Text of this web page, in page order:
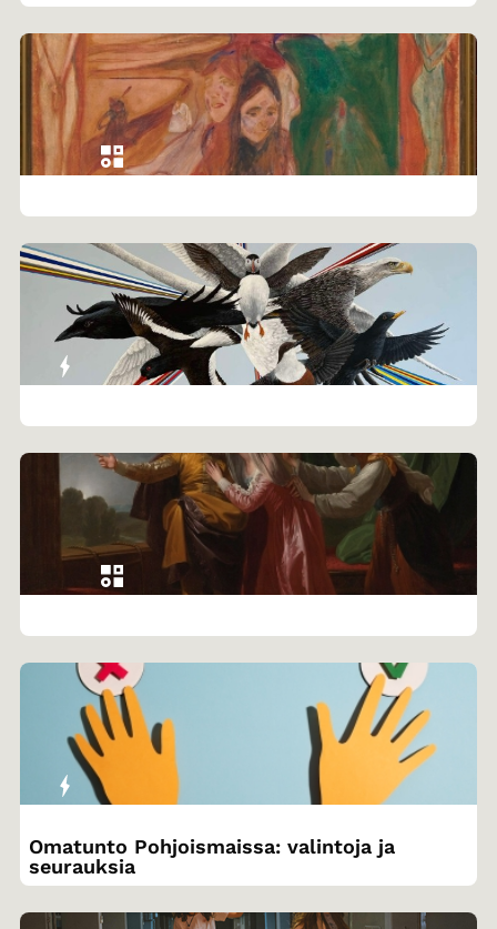
Omatunto Pohjoismaissa: valintoja ja
seurauksia